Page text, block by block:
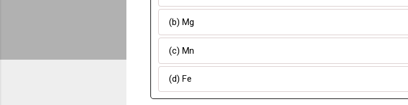
(b) Mg
(c) Mn
(d) Fe